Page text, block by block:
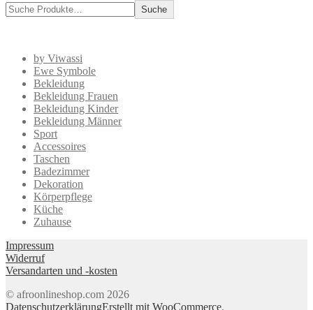
Suche
by Viwassi
Ewe Symbole
Bekleidung
Bekleidung Frauen
Bekleidung Kinder
Bekleidung Männer
Sport
Accessoires
Taschen
Badezimmer
Dekoration
Körperpflege
Küche
Zuhause
Impressum
Widerruf
Versandarten und -kosten
© afroonlineshop.com 2026
DatenschutzerklärungErstellt mit WooCommerce.